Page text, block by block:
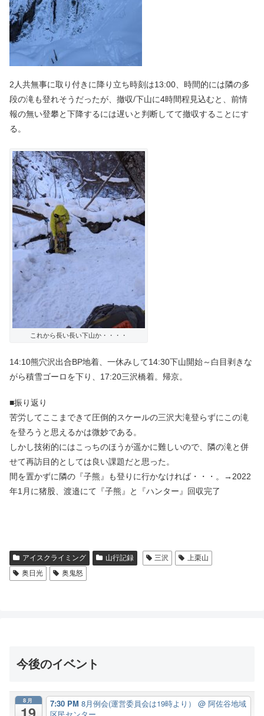
2人共無事に取り付きに降り立ち時刻は13:00、時間的には隣の多
段の滝も登れそうだったが、撤収/下山に4時間程見込むと、前情
報の無い登攀と下降するには遅いと判断してて撤収することにす
る。
これから長い長い下山か・・・・
14:10熊穴沢出合BP地着、一休みして14:30下山開始～白目剥きな
がら積雪ゴーロを下り、17:20三沢橋着。帰京。
■振り返り
苦労してここまできて圧倒的スケールの三沢大滝登らずにこの滝
を登ろうと思えるかは微妙である。
しかし技術的にはこっちのほうが遥かに難しいので、隣の滝と併
せて再訪目的としては良い課題だと思った。
間を置かずに隣の『子熊』も登りに行かなければ・・・。→2022
年1月に猪股、渡邉にて『子熊』と『ハンター』回収完了
アイスクライミング 山行記録 三沢
上栗山
奥日光
奥鬼怒
今後のイベント
8月 7:30 PM 8月例会(運営委員会は19時より） @ 阿佐谷地域
区民センター